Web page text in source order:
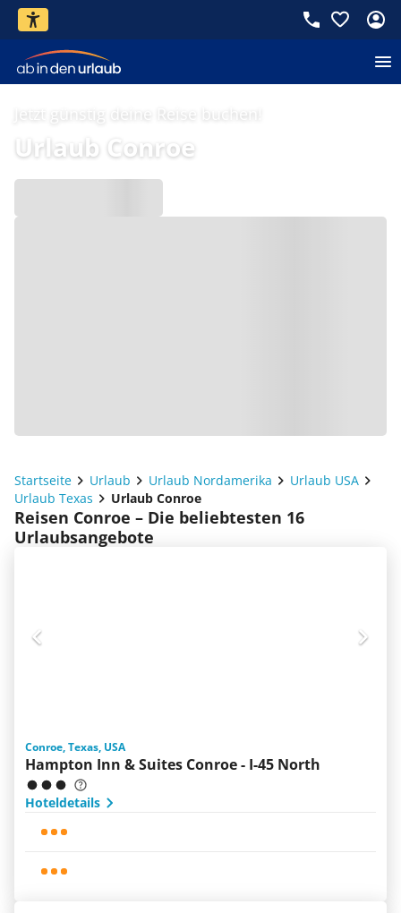
Jetzt günstig deine Reise buchen!
Urlaub Conroe
Startseite Urlaub Urlaub Nordamerika
Urlaub USA
Urlaub Texas
Urlaub Conroe
Reisen Conroe – Die beliebtesten 16
Urlaubsangebote
Conroe, Texas, USA
Hampton Inn & Suites Conroe - I-45 North
Hoteldetails